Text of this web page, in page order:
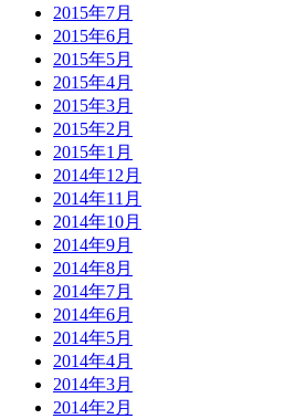
2015年7月
2015年6月
2015年5月
2015年4月
2015年3月
2015年2月
2015年1月
2014年12月
2014年11月
2014年10月
2014年9月
2014年8月
2014年7月
2014年6月
2014年5月
2014年4月
2014年3月
2014年2月